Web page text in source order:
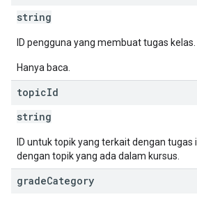
string
ID pengguna yang membuat tugas kelas.
Hanya baca.
topicId
string
ID untuk topik yang terkait dengan tugas
dengan topik yang ada dalam kursus.
gradeCategory